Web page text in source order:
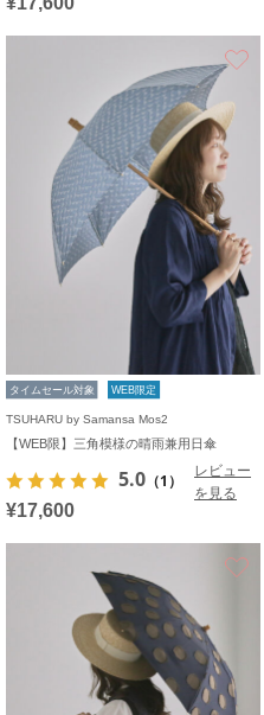
タイムセール対象 WEB限定
TSUHARU by Samansa Mos2
【WEB限】三角模様の晴雨兼用日傘
5.0 （1）
レビュー
を見る
¥17,600